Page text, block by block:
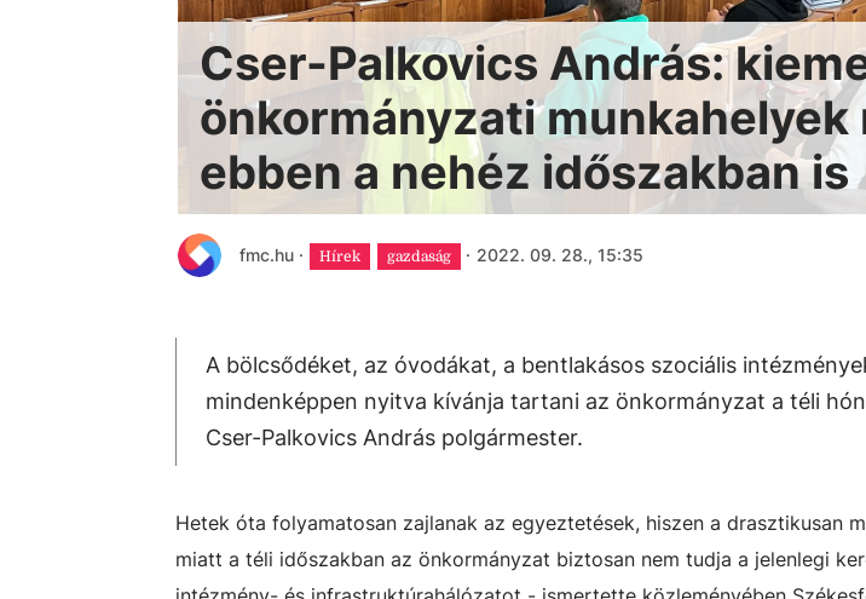
Cser-Palkovics András:
önkormányzati
ebben a nehéz időszakban is
fmc.hu · Hírek gazdaság · 2022. 09. 28., 15:35
A bölcsődéket, az óvodákat, a bentlakásos szociális
mindenképpen nyitva kívánja tartani az önkormányzat a téli
Cser-Palkovics András polgármester.
Hetek óta folyamatosan zajlanak az egyeztetések, hiszen a drasztikusan
miatt a téli időszakban az önkormányzat biztosan nem tudja a jelenlegi